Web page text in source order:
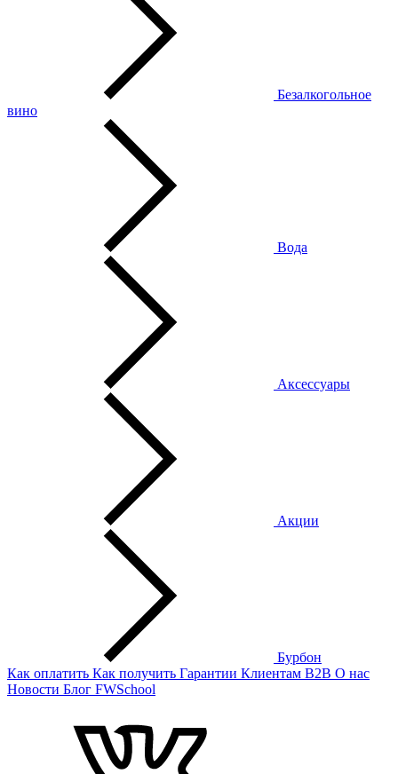
Безалкогольное
вино
Вода
Аксессуары
Акции
Бурбон
Как оплатить Как получить Гарантии Клиентам B2B О нас
Новости Блог FWSchool